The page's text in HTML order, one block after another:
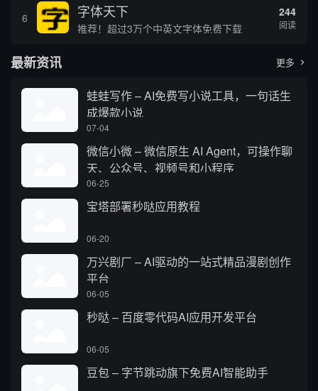
6 字体天下
推荐！超过3万个中英文字体免费下载
244
阅读
最新资讯 更多 
蛙蛙写作 – AI免费写小说工具，一句话生
成爆款小说
07-04
微信小微 – 微信原生 AI Agent，可操作聊
天、公众号、视频号和小程序
06-25
宝塔部署秒哒应用教程
06-20
万兴剧厂 – AI驱动的一站式精品漫剧创作
平台
06-05
秒哒 – 百度零代码AI应用开发平台
06-05
豆包 – 字节跳动旗下免费AI智能助手